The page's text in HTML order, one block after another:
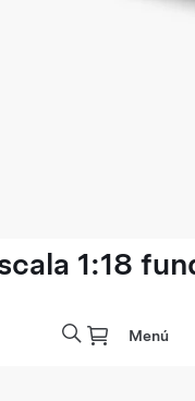
1:18
Menú